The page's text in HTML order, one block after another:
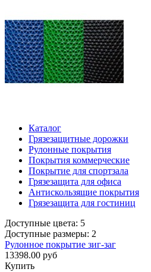
Каталог
Грязезащитные дорожки
Рулонные покрытия
Покрытия коммерческие
Покрытие для спортзала
Грязезащита для офиса
Антискользящие покрытия
Грязезащита для гостиниц
Доступные цвета: 5
Доступные размеры: 2
Рулонное покрытие зиг-заг
13398.00 руб
Купить